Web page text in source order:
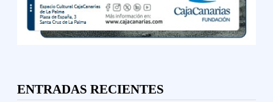
ENTRADAS RECIENTES